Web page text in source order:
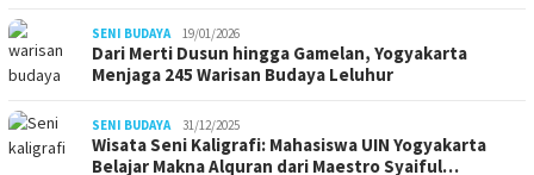
SENI BUDAYA 19/01/2026
Dari Merti Dusun hingga Gamelan, Yogyakarta
Menjaga 245 Warisan Budaya Leluhur
SENI BUDAYA 31/12/2025
Wisata Seni Kaligrafi: Mahasiswa UIN Yogyakarta
Belajar Makna Alquran dari Maestro Syaiful…